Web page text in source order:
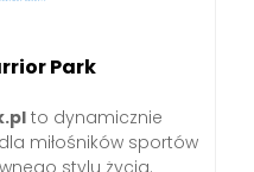
Park
to dynamicznie
miłośników sportów
stylu życia.